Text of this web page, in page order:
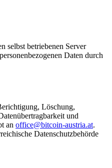
selbst betriebenen Server
Daten durch
Löschung,
und
an office@bitcoin-austria.at.
Datenschutzbehörde